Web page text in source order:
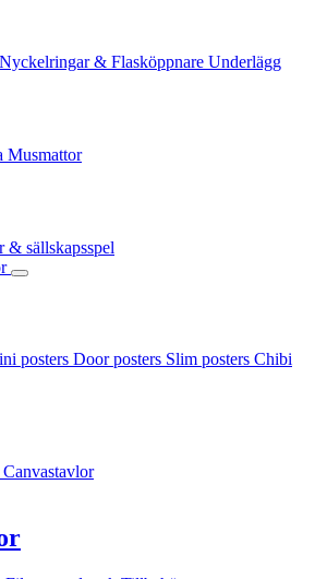
Nyckelringar & Flasköppnare Underlägg
Musmattor
& sällskapsspel
posters Door posters Slim posters Chibi
Canvastavlor